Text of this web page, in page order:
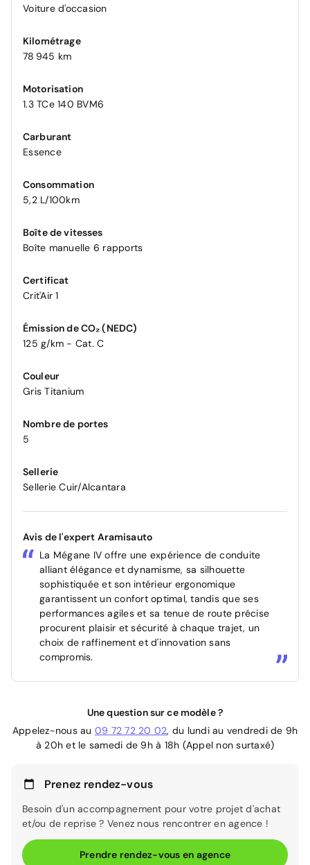
Voiture d'occasion
Kilométrage
78 945 km
Motorisation
1.3 TCe 140 BVM6
Carburant
Essence
Consommation
5,2 L/100km
Boîte de vitesses
Boîte manuelle 6 rapports
Certificat
Crit'Air 1
Émission de CO₂ (NEDC)
125 g/km - Cat. C
Couleur
Gris Titanium
Nombre de portes
5
Sellerie
Sellerie Cuir/Alcantara
Avis de l'expert Aramisauto
La Mégane IV offre une expérience de conduite
alliant élégance et dynamisme, sa silhouette
sophistiquée et son intérieur ergonomique
garantissent un confort optimal, tandis que ses
performances agiles et sa tenue de route précise
procurent plaisir et sécurité à chaque trajet, un
choix de raffinement et d'innovation sans
compromis.
Une question sur ce modèle ?
Appelez-nous au 09 72 72 20 02, du lundi au vendredi de 9h
à 20h et le samedi de 9h à 18h (Appel non surtaxé)
Prenez rendez-vous
Besoin d'un accompagnement pour votre projet d'achat
et/ou de reprise ? Venez nous rencontrer en agence !
Prendre rendez-vous en agence